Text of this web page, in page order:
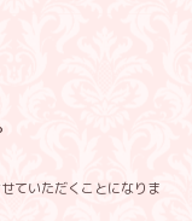
ていただくことになりま